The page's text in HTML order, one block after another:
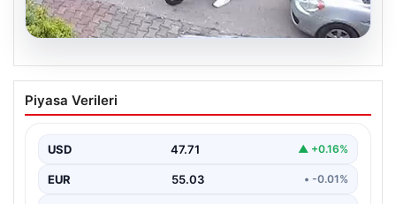
Bolu’da Vahşet: Yavru Kediye İşlenen
İğrenç Olay Kameralara Yansıdı
günlerde meydana gelen korkutucu olay, bölgedeki
sakinleri derinden sarstı. Elektrikli…
Piyasa Verileri
USD 47.71 ▲ +0.16%
EUR 55.03 • -0.01%